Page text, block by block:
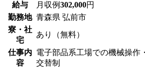
給与 月収例302,000円
勤務地 青森県 弘前市
寮・社
宅
あり（無料）
仕事内
容
電子部品系工場での機械操作
交替制